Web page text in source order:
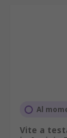
Al
Vite a